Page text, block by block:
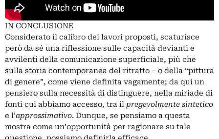
IN CONCLUSIONE
Considerato il calibro dei lavori proposti, scaturisce
però da sé una riflessione sulle capacità devianti e
avvilenti della comunicazione superficiale, più che
sulla storia contemporanea del ritratto – o della “pittura
di genere”, come viene definita vagamente; da qui un
pensiero sulla necessità di distinguere, nella miriade di
fonti cui abbiamo accesso, tra il pregevolmente sintetico
e l’approssimativo. Dunque, se pensiamo a questa
mostra come un’opportunità per ragionare su tale